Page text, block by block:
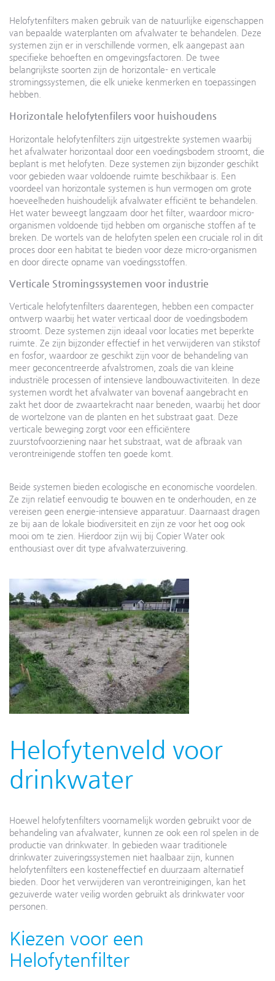
Helofytenfilters maken gebruik van de natuurlijke eigenschappen
van bepaalde waterplanten om afvalwater te behandelen. Deze
systemen zijn er in verschillende vormen, elk aangepast aan
specifieke behoeften en omgevingsfactoren. De twee
belangrijkste soorten zijn de horizontale- en verticale
stromingssystemen, die elk unieke kenmerken en toepassingen
hebben.
Horizontale helofytenfilers voor huishoudens
Horizontale helofytenfilters zijn uitgestrekte systemen waarbij
het afvalwater horizontaal door een voedingsbodem stroomt, die
beplant is met helofyten. Deze systemen zijn bijzonder geschikt
voor gebieden waar voldoende ruimte beschikbaar is. Een
voordeel van horizontale systemen is hun vermogen om grote
hoeveelheden huishoudelijk afvalwater efficiënt te behandelen.
Het water beweegt langzaam door het filter, waardoor micro-
organismen voldoende tijd hebben om organische stoffen af te
breken. De wortels van de helofyten spelen een cruciale rol in dit
proces door een habitat te bieden voor deze micro-organismen
en door directe opname van voedingsstoffen.
Verticale Stromingssystemen voor industrie
Verticale helofytenfilters daarentegen, hebben een compacter
ontwerp waarbij het water verticaal door de voedingsbodem
stroomt. Deze systemen zijn ideaal voor locaties met beperkte
ruimte. Ze zijn bijzonder effectief in het verwijderen van stikstof
en fosfor, waardoor ze geschikt zijn voor de behandeling van
meer geconcentreerde afvalstromen, zoals die van kleine
industriële processen of intensieve landbouwactiviteiten. In deze
systemen wordt het afvalwater van bovenaf aangebracht en
zakt het door de zwaartekracht naar beneden, waarbij het door
de wortelzone van de planten en het substraat gaat. Deze
verticale beweging zorgt voor een efficiëntere
zuurstofvoorziening naar het substraat, wat de afbraak van
verontreinigende stoffen ten goede komt.
Beide systemen bieden ecologische en economische voordelen.
Ze zijn relatief eenvoudig te bouwen en te onderhouden, en ze
vereisen geen energie-intensieve apparatuur. Daarnaast dragen
ze bij aan de lokale biodiversiteit en zijn ze voor het oog ook
mooi om te zien. Hierdoor zijn wij bij Copier Water ook
enthousiast over dit type afvalwaterzuivering.
Helofytenveld voor
drinkwater
Hoewel helofytenfilters voornamelijk worden gebruikt voor de
behandeling van afvalwater, kunnen ze ook een rol spelen in de
productie van drinkwater. In gebieden waar traditionele
drinkwater zuiveringssystemen niet haalbaar zijn, kunnen
helofytenfilters een kosteneffectief en duurzaam alternatief
bieden. Door het verwijderen van verontreinigingen, kan het
gezuiverde water veilig worden gebruikt als drinkwater voor
personen.
Kiezen voor een
Helofytenfilter